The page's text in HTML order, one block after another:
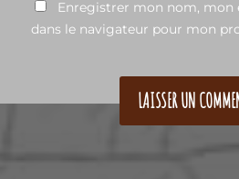
Enregistrer mon nom, mon
dans le navigateur pour mon